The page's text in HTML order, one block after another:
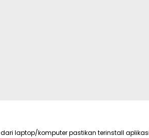
laptop/komputer pastikan terinstall